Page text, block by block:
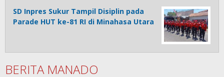
SD Inpres Sukur Tampil Disiplin pada
Parade HUT ke-81 RI di Minahasa Utara
BERITA MANADO